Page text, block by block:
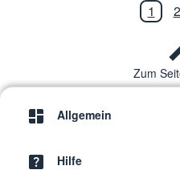
1 2
Zum
Allgemein
Hilfe